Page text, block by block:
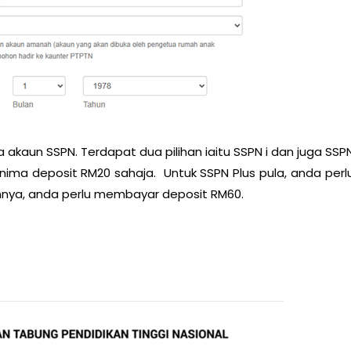
SSPN. Terdapat dua pilihan iaitu SSPN i dan juga
deposit RM20 sahaja. Untuk SSPN Plus pula, anda
anda perlu membayar deposit RM60.